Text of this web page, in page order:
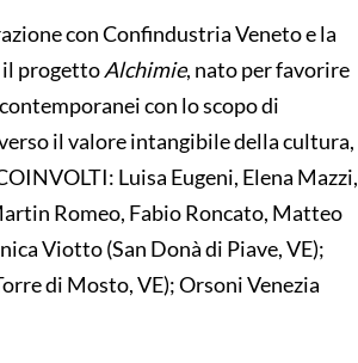
con Confindustria Veneto e la
il progettoAlchimie, nato per favorire
con lo scopo di
il valore intangibile della cultura,
Luisa Eugeni, Elena Mazzi,
Romeo, Fabio Roncato, Matteo
Viotto (San Donà di Piave, VE);
di Mosto, VE); Orsoni Venezia